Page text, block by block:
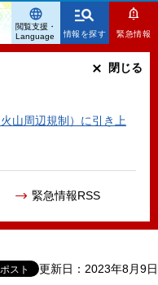
情報を探す 緊急情報
山周辺規制）に引き上
緊急情報RSS
閉じる
閲覧支援・
Language
更新日：2023年8月9日